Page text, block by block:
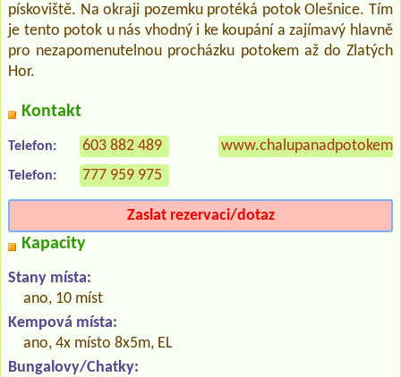
pískoviště. Na okraji pozemku protéká potok Olešnice. Tím
je tento potok u nás vhodný i ke koupání a zajímavý hlavně
pro nezapomenutelnou procházku potokem až do Zlatých
Hor.
Kontakt
Telefon: 603 882 489
Telefon: 777 959 975
Zaslat rezervaci/dotaz
Kapacity
Stany místa:
ano, 10 míst
Kempová místa:
ano, 4x místo 8x5m, EL
Bungalovy/Chatky: